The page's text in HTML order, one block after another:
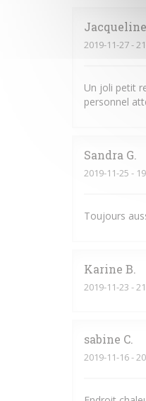
Jacqueline
2019-11-27-
Un joli petit
personnel
Sandra G
2019-11-25 -
Toujours
Karine B
2019-11-23 -
sabine C
2019-11-16-